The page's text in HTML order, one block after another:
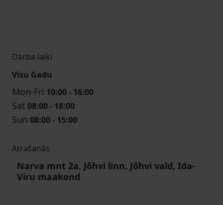
Darba laiki
Visu Gadu
Mon-Fri 10:00 - 16:00
Sat 08:00 - 18:00
Sun 08:00 - 15:00
Atrašanās
Narva mnt 2a, Jõhvi linn, Jõhvi vald, Ida-
Viru maakond